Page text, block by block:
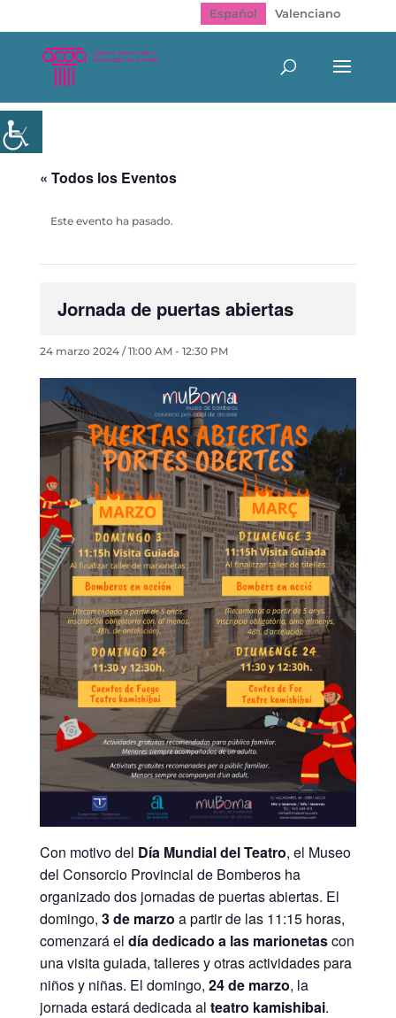
Español Valenciano
« Todos los Eventos
Este evento ha pasado.
Jornada de puertas abiertas
24 marzo 2024 / 11:00 AM- 12:30 PM
Con motivo del Día Mundial del Teatro, el Museo
del Consorcio Provincial de Bomberos ha
organizado dos jornadas de puertas abiertas. El
domingo, 3 de marzo a partir de las 11:15 horas,
comenzará el día dedicado a las marionetascon
una visita guiada, talleres y otras actividades para
niños y niñas. El domingo, 24 de marzo, la
jornada estará dedicada al teatro kamishibai.